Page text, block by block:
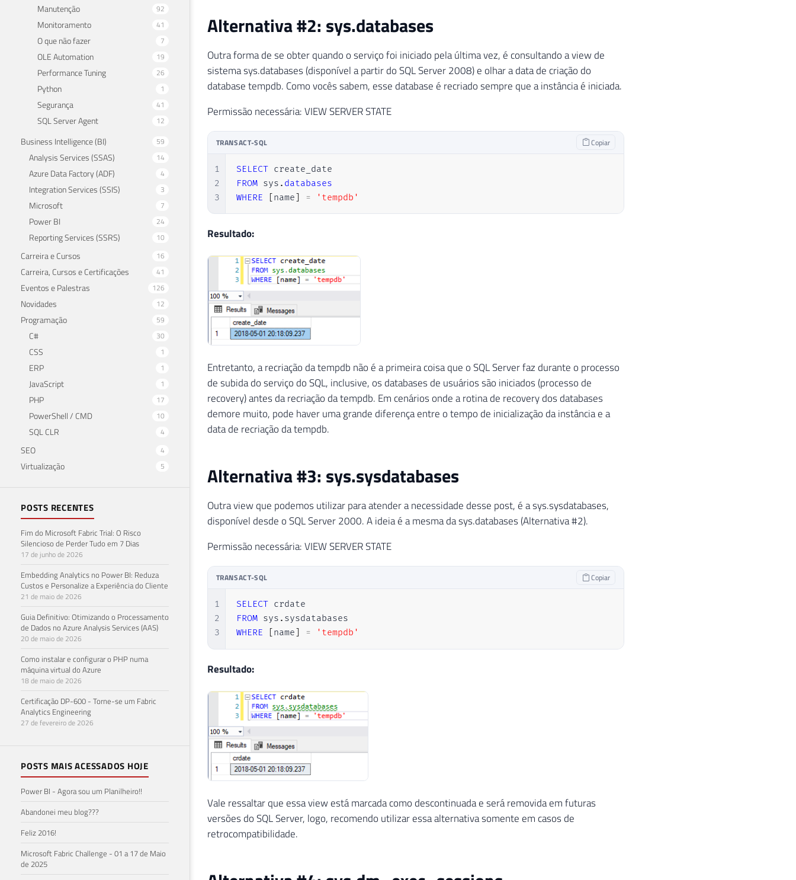
Manutenção 92
Monitoramento 41
O que não fazer 7
OLE Automation 19
Performance Tuning 26
Python 1
Segurança 41
SQL Server Agent 12
Business Intelligence (BI) 59
Analysis Services (SSAS) 14
Azure Data Factory (ADF) 4
Integration Services (SSIS) 3
Microsoft 7
Power BI 24
Reporting Services (SSRS) 10
Carreira e Cursos 16
Carreira, Cursos e Certificações 41
Eventos e Palestras 126
Novidades 12
Programação 59
C# 30
CSS 1
ERP 1
JavaScript 1
PHP 17
PowerShell / CMD 10
SQL CLR 4
SEO 4
Virtualização 5
POSTS RECENTES
Fim do Microsoft Fabric Trial: O Risco
Silencioso de Perder Tudo em 7 Dias
17 de junho de 2026
Embedding Analytics no Power BI: Reduza
Custos e Personalize a Experiência do Cliente
21 de maio de 2026
Guia Definitivo: Otimizando o Processamento
de Dados no Azure Analysis Services (AAS)
20 de maio de 2026
Como instalar e configurar o PHP numa
máquina virtual do Azure
18 de maio de 2026
Certificação DP-600 - Torne-se um Fabric
Analytics Engineering
27 de fevereiro de 2026
POSTS MAIS ACESSADOS HOJE
Power BI - Agora sou um Planilheiro!!
Abandonei meu blog???
Feliz 2016!
Microsoft Fabric Challenge - 01 a 17 de Maio
de 2025
Alternativa #2: sys.databases
Outra forma de se obter quando o serviço foi iniciado pela última vez, é consultando a view de
sistema sys.databases (disponível a partir do SQL Server 2008) e olhar a data de criação do
database tempdb. Como vocês sabem, esse database é recriado sempre que a instância é iniciada.
Permissão necessária: VIEW SERVER STATE
TRANSACT-SQL Copiar
1
2
3
SELECT
FROM sys . databases
WHERE
[name] = 'tempdb'
Resultado:
Entretanto, a recriação da tempdb não é a primeira coisa que o SQL Server faz durante o processo
de subida do serviço do SQL, inclusive, os databases de usuários são iniciados (processo de
recovery) antes da recriação da tempdb. Em cenários onde a rotina de recovery dos databases
demore muito, pode haver uma grande diferença entre o tempo de inicialização da instância e a
data de recriação da tempdb.
Alternativa #3: sys.sysdatabases
Outra view que podemos utilizar para atender a necessidade desse post, é a sys.sysdatabases,
disponível desde o SQL Server 2000. A ideia é a mesma da sys.databases (Alternativa #2).
Permissão necessária: VIEW SERVER STATE
TRANSACT-SQL Copiar
1
2
3
SELECT
FROM sys .
WHERE
name = 'tempdb'
Resultado:
Vale ressaltar que essa view está marcada como descontinuada e será removida em futuras
versões do SQL Server, logo, recomendo utilizar essa alternativa somente em casos de
retrocompatibilidade.